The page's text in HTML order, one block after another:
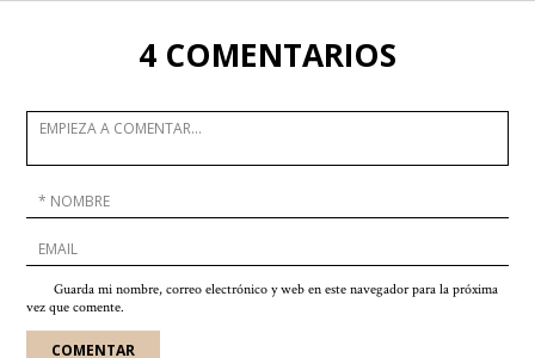
4 COMENTARIOS
Guarda mi nombre, correo electrónico y web en este navegador para la próxima
vez que comente.